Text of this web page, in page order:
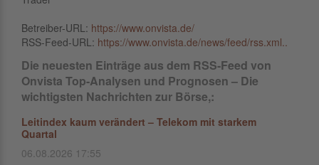
Betreiber-URL: https://www.onvista.de/
RSS-Feed-URL: https://www.onvista.de/news/feed/rss.xml..
Die neuesten Einträge aus dem RSS-Feed von
Onvista Top-Analysen und Prognosen – Die
wichtigsten Nachrichten zur Börse,:
Leitindex kaum verändert – Telekom mit starkem
Quartal
06.08.2026 17:55